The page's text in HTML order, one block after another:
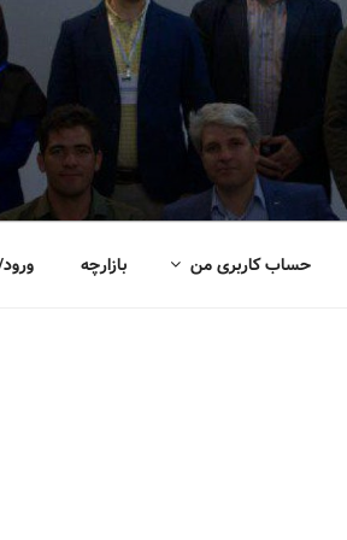
حساب کاربری من بازارچه